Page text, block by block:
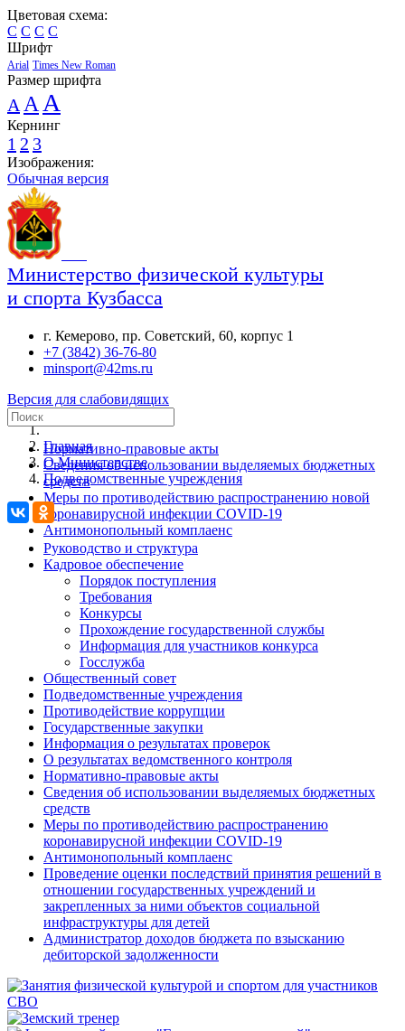
Цветовая схема:
C C C C
Шрифт
Arial Times New Roman
Размер шрифта
A A A
Кернинг
1 2 3
Изображения:
Обычная версия
Министерство физической культуры
и спорта Кузбасса
г. Кемерово, пр. Советский, 60, корпус 1
+7 (3842) 36-76-80
minsport@42ms.ru
Версия для слабовидящих
Нормативно-правовые акты
Сведения об использовании выделяемых бюджетных
средств
Меры по противодействию распространению новой
коронавирусной инфекции COVID-19
Антимонопольный комплаенс
Главная
О Министерстве
Подведомственные учреждения
Руководство и структура
Кадровое обеспечение
Порядок поступления
Требования
Конкурсы
Прохождение государственной службы
Информация для участников конкурса
Госслужба
Общественный совет
Подведомственные учреждения
Противодействие коррупции
Государственные закупки
Информация о результатах проверок
О результатах ведомственного контроля
Нормативно-правовые акты
Сведения об использовании выделяемых бюджетных
средств
Меры по противодействию распространению
коронавирусной инфекции COVID-19
Антимонопольный комплаенс
Проведение оценки последствий принятия решений в
отношении государственных учреждений и
закрепленных за ними объектов социальной
инфраструктуры для детей
Администратор доходов бюджета по взысканию
дебиторской задолженности